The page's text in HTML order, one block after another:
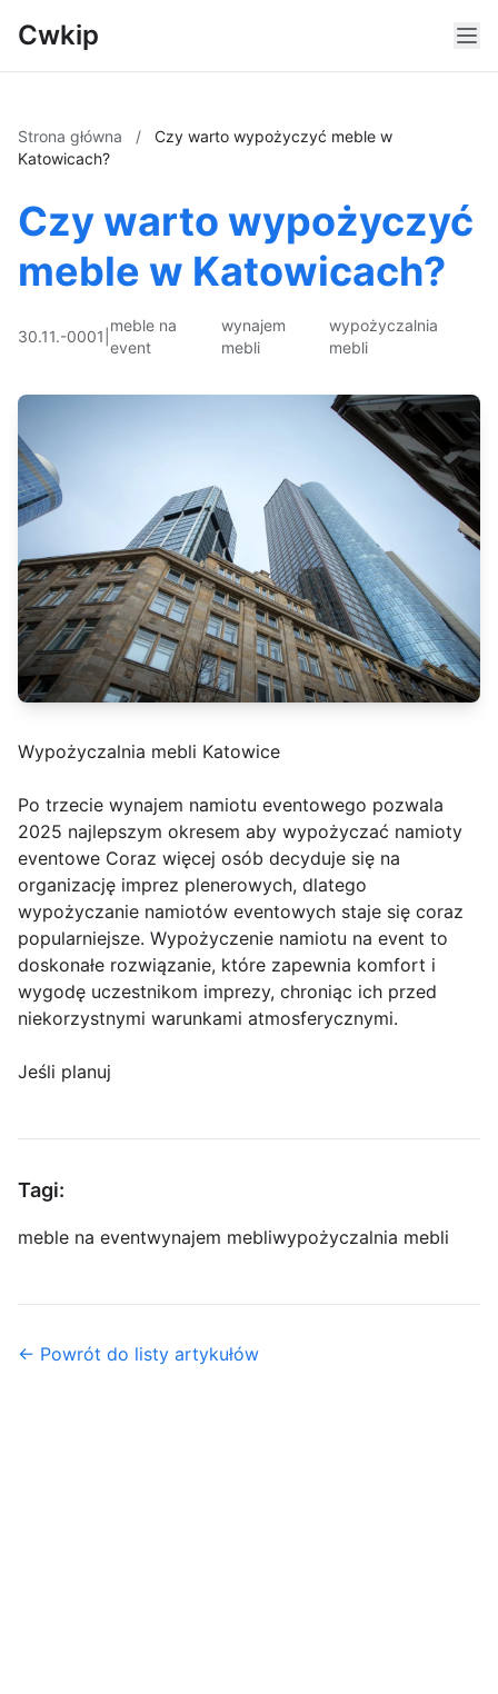
Cwkip
Strona główna /
Czy warto wypożyczyć meble w
Katowicach?
Czy warto wypożyczyć
meble w Katowicach?
30.11.-0001
meble na
event
wynajem
mebli
wypożyczalnia
mebli
Wypożyczalnia mebli Katowice
Po trzecie wynajem namiotu eventowego pozwala
2025 najlepszym okresem aby wypożyczać namioty
eventowe Coraz więcej osób decyduje się na
organizację imprez plenerowych, dlatego
wypożyczanie namiotów eventowych staje się coraz
popularniejsze. Wypożyczenie namiotu na event to
doskonałe rozwiązanie, które zapewnia komfort i
wygodę uczestnikom imprezy, chroniąc ich przed
niekorzystnymi warunkami atmosferycznymi.
Jeśli planuj
Tagi:
meble na eventwynajem mebliwypożyczalnia mebli
← Powrót do listy artykułów